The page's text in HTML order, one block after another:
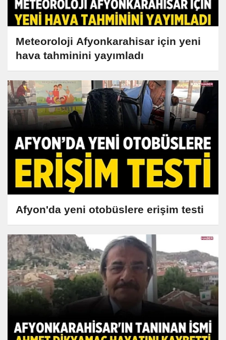
Meteoroloji Afyonkarahisar için yeni
hava tahminini yayımladı
Afyon'da yeni otobüslere erişim testi